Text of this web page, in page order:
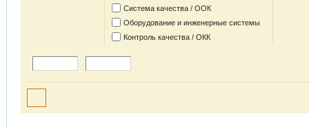
Система качества / ООК
Оборудование и инженерные системы
Контроль качества / ОКК